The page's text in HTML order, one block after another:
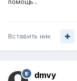
помощь...
Вставить ник
dmvy